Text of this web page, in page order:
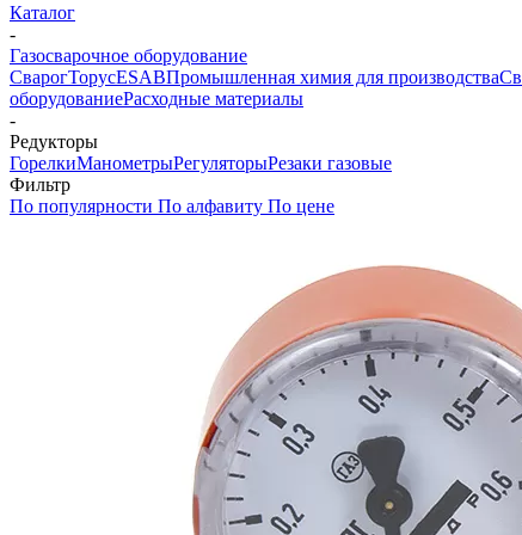
Каталог
-
Газосварочное оборудование
СварогТорусESABПромышленная химия для производства
оборудованиеРасходные материалы
-
Редукторы
ГорелкиМанометрыРегуляторыРезаки газовые
Фильтр
По популярности По алфавиту По цене